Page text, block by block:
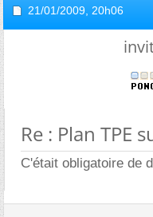
21/01/2009, 20h06
Re : Plan TPE
C'était obligatoire de